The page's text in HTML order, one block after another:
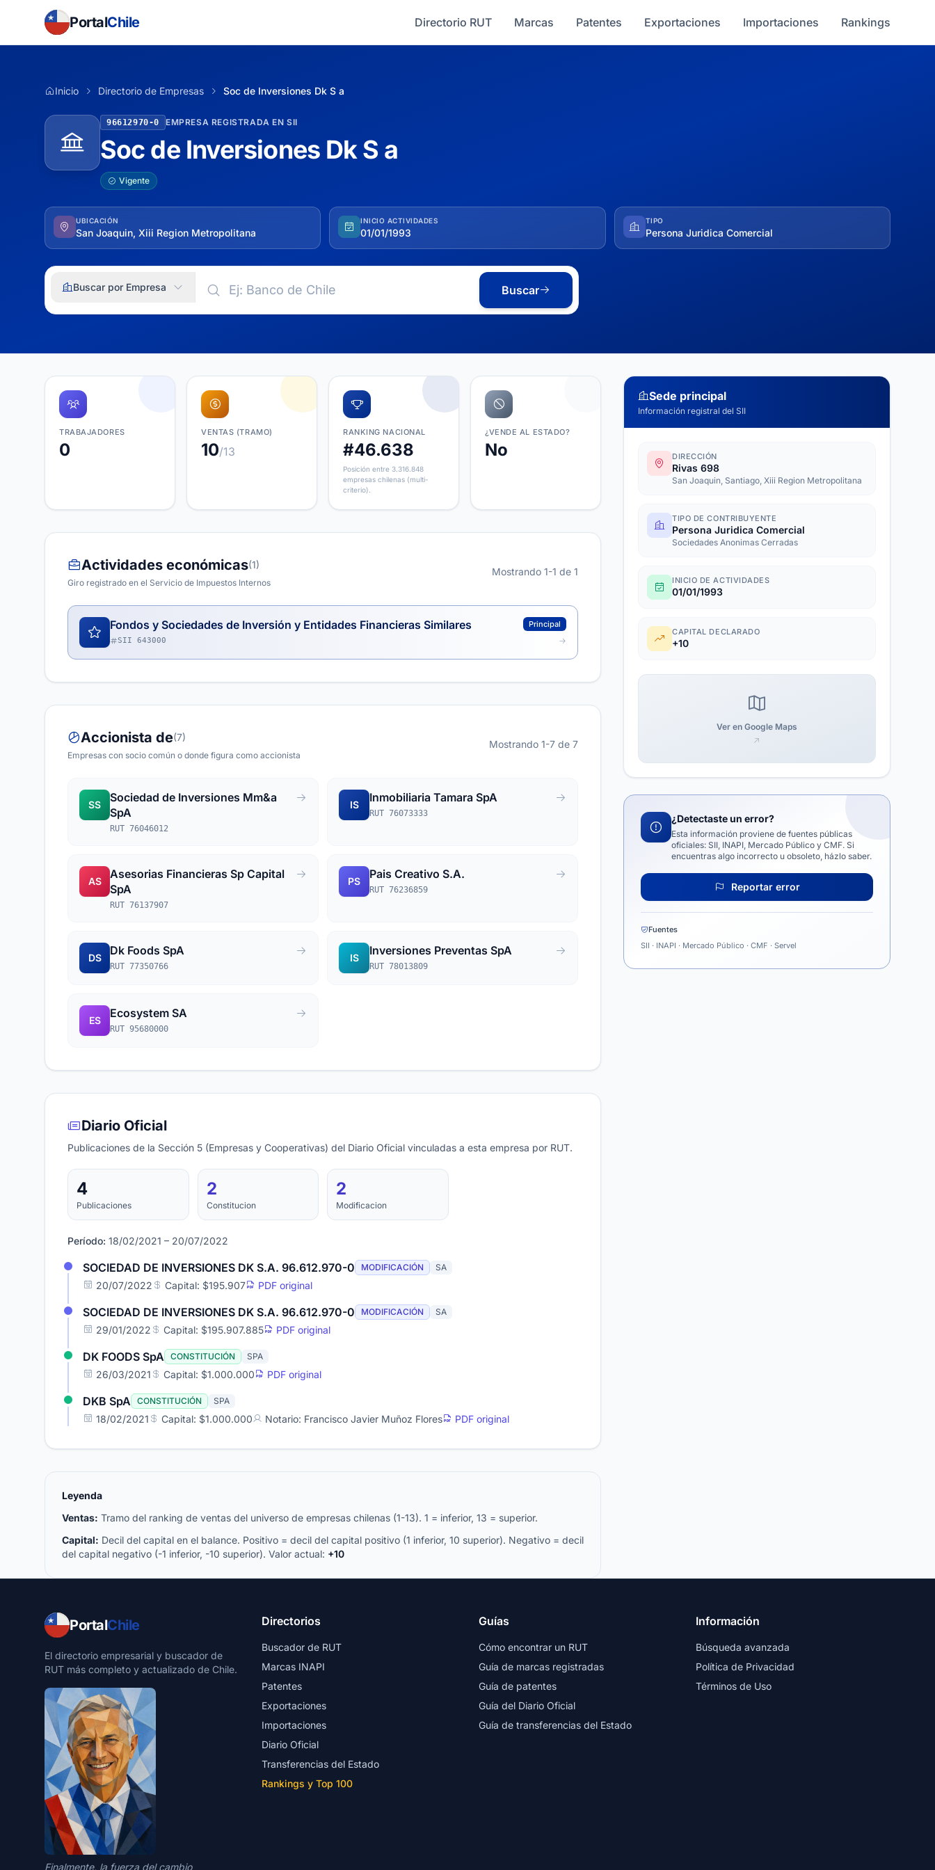
PortalChile Directorio RUT Marcas Patentes Exportaciones Importaciones Rankings
Inicio Directorio de Empresas Soc de Inversiones Dk S a
96612970-0 EMPRESA REGISTRADA EN SII
Soc de Inversiones Dk S a
Vigente
UBICACIÓN
San Joaquin, Xiii Region Metropolitana
INICIO ACTIVIDADES
01/01/1993
TIPO
Persona Juridica Comercial
Buscar por Empresa Buscar
TRABAJADORES
0
VENTAS (TRAMO)
10/13
RANKING NACIONAL
#46.638
Posición entre 3.316.848
empresas chilenas (multi-
criterio).
¿VENDE AL ESTADO?
No
Actividades económicas(1)
Giro registrado en el Servicio de Impuestos Internos
Mostrando 1-1 de 1
Fondos y Sociedades de Inversión y Entidades Financieras Similares Principal
SII 643000
Accionista de(7)
Empresas con socio común o donde figura como accionista
Mostrando 1-7 de 7
SS
Sociedad de Inversiones Mm&a
SpA
RUT 76046012
IS
Inmobiliaria Tamara SpA
RUT 76073333
AS
Asesorias Financieras Sp Capital
SpA
RUT 76137907
PS
Pais Creativo S.A.
RUT 76236859
DS
Dk Foods SpA
RUT 77350766
IS
Inversiones Preventas SpA
RUT 78013809
ES
Ecosystem SA
RUT 95680000
Diario Oficial
Publicaciones de la Sección 5 (Empresas y Cooperativas) del Diario Oficial vinculadas a esta empresa por RUT.
4
Publicaciones
2
Constitucion
2
Modificacion
Período: 18/02/2021 – 20/07/2022
SOCIEDAD DE INVERSIONES DK S.A. 96.612.970-0 MODIFICACIÓN SA
20/07/2022 Capital: $195.907 PDF original
SOCIEDAD DE INVERSIONES DK S.A. 96.612.970-0 MODIFICACIÓN SA
29/01/2022 Capital: $195.907.885 PDF original
DK FOODS SpA CONSTITUCIÓN SPA
26/03/2021 Capital: $1.000.000 PDF original
DKB SpA CONSTITUCIÓN SPA
18/02/2021 Capital: $1.000.000 Notario: Francisco Javier Muñoz Flores PDF original
Leyenda
Ventas: Tramo del ranking de ventas del universo de empresas chilenas (1-13). 1 = inferior, 13 = superior.
Capital: Decil del capital en el balance. Positivo = decil del capital positivo (1 inferior, 10 superior). Negativo = decil
del capital negativo (-1 inferior, -10 superior). Valor actual: +10
Sede principal
Información registral del SII
DIRECCIÓN
Rivas 698
San Joaquin, Santiago, Xiii Region Metropolitana
TIPO DE CONTRIBUYENTE
Persona Juridica Comercial
Sociedades Anonimas Cerradas
INICIO DE ACTIVIDADES
01/01/1993
CAPITAL DECLARADO
+10
Ver en Google Maps
¿Detectaste un error?
Esta información proviene de fuentes públicas
oficiales: SII, INAPI, Mercado Público y CMF. Si
encuentras algo incorrecto u obsoleto, házlo saber.
Reportar error
Fuentes
SII · INAPI · Mercado Público · CMF · Servel
PortalChile
El directorio empresarial y buscador de
RUT más completo y actualizado de Chile.
Finalmente, la fuerza del cambio
Directorios
Buscador de RUT
Marcas INAPI
Patentes
Exportaciones
Importaciones
Diario Oficial
Transferencias del Estado
Rankings y Top 100
Guías
Cómo encontrar un RUT
Guía de marcas registradas
Guía de patentes
Guía del Diario Oficial
Guía de transferencias del Estado
Información
Búsqueda avanzada
Política de Privacidad
Términos de Uso